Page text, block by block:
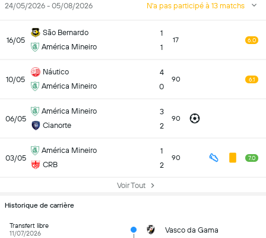
24/05/2026 - 05/08/2026 N'a pas participé à 13 matchs
16/05
São Bernardo
América Mineiro
1
1
17 6.0
10/05
Náutico
América Mineiro
4
0
90 6.1
06/05
América Mineiro
Cianorte
3
2
90
03/05
América Mineiro
CRB
1
2
90 7.0
Voir Tout
Historique de carrière
Transfert libre
11/07/2026
Vasco da Gama